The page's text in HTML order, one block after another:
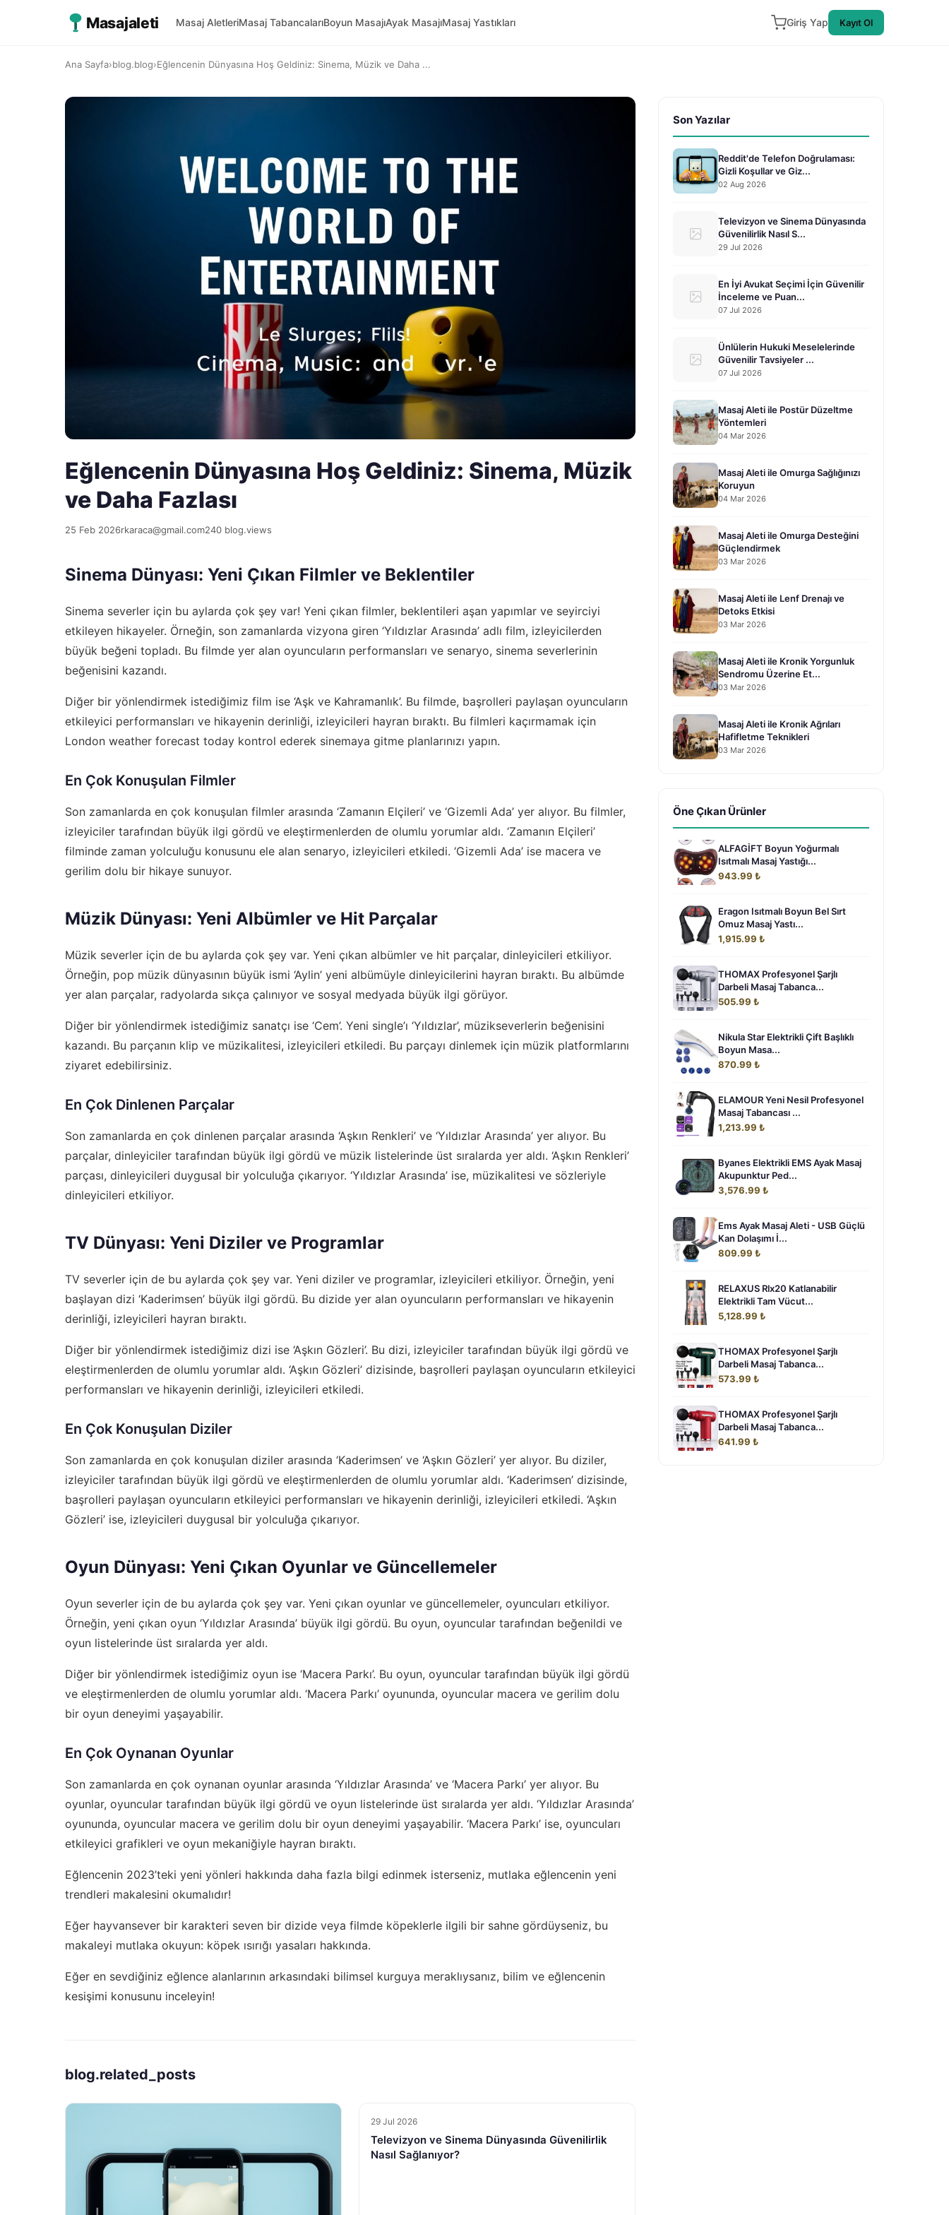
Masajaleti Masaj AletleriMasaj TabancalarıBoyun MasajıAyak MasajıMasaj Yastıkları Giriş Yap Kayıt Ol
Ana Sayfa›blog.blog›Eğlencenin Dünyasına Hoş Geldiniz: Sinema, Müzik ve Daha ...
Eğlencenin Dünyasına Hoş Geldiniz: Sinema, Müzik
ve Daha Fazlası
25 Feb 2026rkaraca@gmail.com240 blog.views
Sinema Dünyası: Yeni Çıkan Filmler ve Beklentiler
Sinema severler için bu aylarda çok şey var! Yeni çıkan filmler, beklentileri aşan yapımlar ve seyirciyi
etkileyen hikayeler. Örneğin, son zamanlarda vizyona giren ‘Yıldızlar Arasında’ adlı film, izleyicilerden
büyük beğeni topladı. Bu filmde yer alan oyuncuların performansları ve senaryo, sinema severlerinin
beğenisini kazandı.
Diğer bir yönlendirmek istediğimiz film ise ‘Aşk ve Kahramanlık’. Bu filmde, başrolleri paylaşan oyuncuların
etkileyici performansları ve hikayenin derinliği, izleyicileri hayran bıraktı. Bu filmleri kaçırmamak için
London weather forecast today kontrol ederek sinemaya gitme planlarınızı yapın.
En Çok Konuşulan Filmler
Son zamanlarda en çok konuşulan filmler arasında ‘Zamanın Elçileri’ ve ‘Gizemli Ada’ yer alıyor. Bu filmler,
izleyiciler tarafından büyük ilgi gördü ve eleştirmenlerden de olumlu yorumlar aldı. ‘Zamanın Elçileri’
filminde zaman yolculuğu konusunu ele alan senaryo, izleyicileri etkiledi. ‘Gizemli Ada’ ise macera ve
gerilim dolu bir hikaye sunuyor.
Müzik Dünyası: Yeni Albümler ve Hit Parçalar
Müzik severler için de bu aylarda çok şey var. Yeni çıkan albümler ve hit parçalar, dinleyicileri etkiliyor.
Örneğin, pop müzik dünyasının büyük ismi ‘Aylin’ yeni albümüyle dinleyicilerini hayran bıraktı. Bu albümde
yer alan parçalar, radyolarda sıkça çalınıyor ve sosyal medyada büyük ilgi görüyor.
Diğer bir yönlendirmek istediğimiz sanatçı ise ‘Cem’. Yeni single’ı ‘Yıldızlar’, müzikseverlerin beğenisini
kazandı. Bu parçanın klip ve müzikalitesi, izleyicileri etkiledi. Bu parçayı dinlemek için müzik platformlarını
ziyaret edebilirsiniz.
En Çok Dinlenen Parçalar
Son zamanlarda en çok dinlenen parçalar arasında ‘Aşkın Renkleri’ ve ‘Yıldızlar Arasında’ yer alıyor. Bu
parçalar, dinleyiciler tarafından büyük ilgi gördü ve müzik listelerinde üst sıralarda yer aldı. ‘Aşkın Renkleri’
parçası, dinleyicileri duygusal bir yolculuğa çıkarıyor. ‘Yıldızlar Arasında’ ise, müzikalitesi ve sözleriyle
dinleyicileri etkiliyor.
TV Dünyası: Yeni Diziler ve Programlar
TV severler için de bu aylarda çok şey var. Yeni diziler ve programlar, izleyicileri etkiliyor. Örneğin, yeni
başlayan dizi ‘Kaderimsen’ büyük ilgi gördü. Bu dizide yer alan oyuncuların performansları ve hikayenin
derinliği, izleyicileri hayran bıraktı.
Diğer bir yönlendirmek istediğimiz dizi ise ‘Aşkın Gözleri’. Bu dizi, izleyiciler tarafından büyük ilgi gördü ve
eleştirmenlerden de olumlu yorumlar aldı. ‘Aşkın Gözleri’ dizisinde, başrolleri paylaşan oyuncuların etkileyici
performansları ve hikayenin derinliği, izleyicileri etkiledi.
En Çok Konuşulan Diziler
Son zamanlarda en çok konuşulan diziler arasında ‘Kaderimsen’ ve ‘Aşkın Gözleri’ yer alıyor. Bu diziler,
izleyiciler tarafından büyük ilgi gördü ve eleştirmenlerden de olumlu yorumlar aldı. ‘Kaderimsen’ dizisinde,
başrolleri paylaşan oyuncuların etkileyici performansları ve hikayenin derinliği, izleyicileri etkiledi. ‘Aşkın
Gözleri’ ise, izleyicileri duygusal bir yolculuğa çıkarıyor.
Oyun Dünyası: Yeni Çıkan Oyunlar ve Güncellemeler
Oyun severler için de bu aylarda çok şey var. Yeni çıkan oyunlar ve güncellemeler, oyuncuları etkiliyor.
Örneğin, yeni çıkan oyun ‘Yıldızlar Arasında’ büyük ilgi gördü. Bu oyun, oyuncular tarafından beğenildi ve
oyun listelerinde üst sıralarda yer aldı.
Diğer bir yönlendirmek istediğimiz oyun ise ‘Macera Parkı’. Bu oyun, oyuncular tarafından büyük ilgi gördü
ve eleştirmenlerden de olumlu yorumlar aldı. ‘Macera Parkı’ oyununda, oyuncular macera ve gerilim dolu
bir oyun deneyimi yaşayabilir.
En Çok Oynanan Oyunlar
Son zamanlarda en çok oynanan oyunlar arasında ‘Yıldızlar Arasında’ ve ‘Macera Parkı’ yer alıyor. Bu
oyunlar, oyuncular tarafından büyük ilgi gördü ve oyun listelerinde üst sıralarda yer aldı. ‘Yıldızlar Arasında’
oyununda, oyuncular macera ve gerilim dolu bir oyun deneyimi yaşayabilir. ‘Macera Parkı’ ise, oyuncuları
etkileyici grafikleri ve oyun mekaniğiyle hayran bıraktı.
Eğlencenin 2023’teki yeni yönleri hakkında daha fazla bilgi edinmek isterseniz, mutlaka eğlencenin yeni
trendleri makalesini okumalıdır!
Eğer hayvansever bir karakteri seven bir dizide veya filmde köpeklerle ilgili bir sahne gördüyseniz, bu
makaleyi mutlaka okuyun: köpek ısırığı yasaları hakkında.
Eğer en sevdiğiniz eğlence alanlarının arkasındaki bilimsel kurguya meraklıysanız, bilim ve eğlencenin
kesişimi konusunu inceleyin!
blog.related_posts
29 Jul 2026
Televizyon ve Sinema Dünyasında Güvenilirlik
Nasıl Sağlanıyor?
Son Yazılar
Reddit'de Telefon Doğrulaması:
Gizli Koşullar ve Giz...
02 Aug 2026
Televizyon ve Sinema Dünyasında
Güvenilirlik Nasıl S...
29 Jul 2026
En İyi Avukat Seçimi İçin Güvenilir
İnceleme ve Puan...
07 Jul 2026
Ünlülerin Hukuki Meselelerinde
Güvenilir Tavsiyeler ...
07 Jul 2026
Masaj Aleti ile Postür Düzeltme
Yöntemleri
04 Mar 2026
Masaj Aleti ile Omurga Sağlığınızı
Koruyun
04 Mar 2026
Masaj Aleti ile Omurga Desteğini
Güçlendirmek
03 Mar 2026
Masaj Aleti ile Lenf Drenajı ve
Detoks Etkisi
03 Mar 2026
Masaj Aleti ile Kronik Yorgunluk
Sendromu Üzerine Et...
03 Mar 2026
Masaj Aleti ile Kronik Ağrıları
Hafifletme Teknikleri
03 Mar 2026
Öne Çıkan Ürünler
ALFAGİFT Boyun Yoğurmalı
Isıtmalı Masaj Yastığı...
943.99 ₺
Eragon Isıtmalı Boyun Bel Sırt
Omuz Masaj Yastı...
1,915.99 ₺
THOMAX Profesyonel Şarjlı
Darbeli Masaj Tabanca...
505.99 ₺
Nikula Star Elektrikli Çift Başlıklı
Boyun Masa...
870.99 ₺
ELAMOUR Yeni Nesil Profesyonel
Masaj Tabancası ...
1,213.99 ₺
Byanes Elektrikli EMS Ayak Masaj
Akupunktur Ped...
3,576.99 ₺
Ems Ayak Masaj Aleti - USB Güçlü
Kan Dolaşımı İ...
809.99 ₺
RELAXUS Rlx20 Katlanabilir
Elektrikli Tam Vücut...
5,128.99 ₺
THOMAX Profesyonel Şarjlı
Darbeli Masaj Tabanca...
573.99 ₺
THOMAX Profesyonel Şarjlı
Darbeli Masaj Tabanca...
641.99 ₺